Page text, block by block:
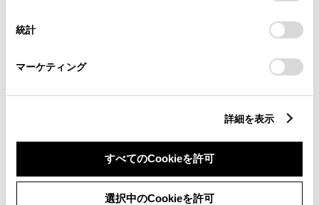
意したことになります。Cookie(クッキー)のオプトアウト、
設定の変更、同意を撤回したりするにあたっては、当社の
「Cookie（クッキー）情報の取り扱いについて
」をご覧くだ
統計
マーケティング
詳細を表示
すべてのCookieを許可
選択中のCookieを許可
衝突被害軽減ブレーキ
（対車両・歩行者）
車線逸脱警報
クルーズコントロール